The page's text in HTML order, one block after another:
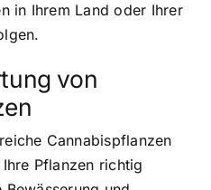
in Ihrem Land oder Ihrer
von
Cannabispflanzen
Pflanzen richtig